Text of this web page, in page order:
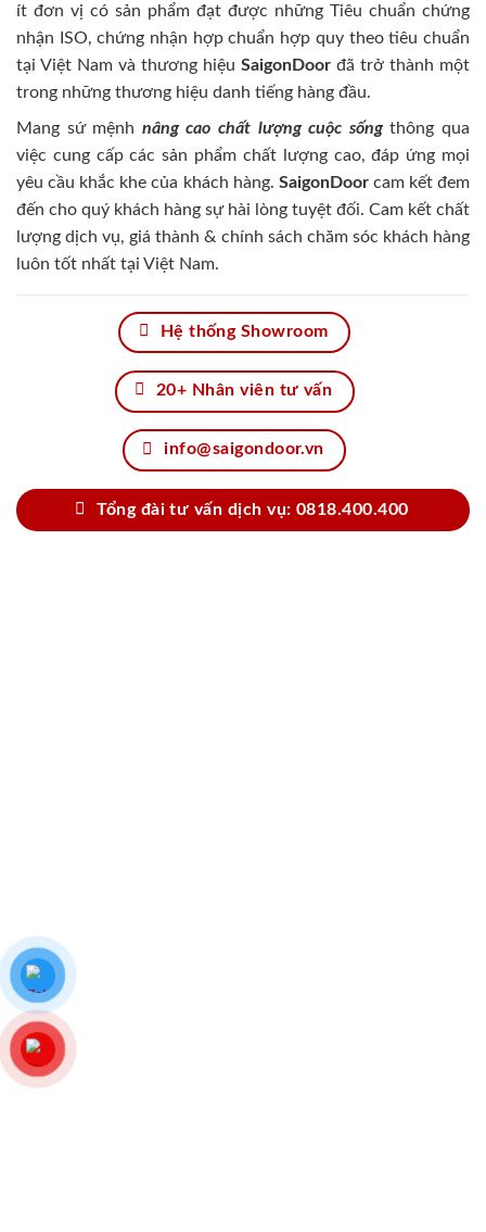
ít đơn vị có sản phẩm đạt được những Tiêu chuẩn chứng
nhận ISO, chứng nhận hợp chuẩn hợp quy theo tiêu chuẩn
tại Việt Nam và thương hiệu SaigonDoor đã trở thành một
trong những thương hiệu danh tiếng hàng đầu.
Mang sứ mệnh nâng cao chất lượng cuộc sốngthông qua
việc cung cấp các sản phẩm chất lượng cao, đáp ứng mọi
yêu cầu khắc khe của khách hàng. SaigonDoorcam kết đem
đến cho quý khách hàng sự hài lòng tuyệt đối. Cam kết chất
lượng dịch vụ, giá thành & chính sách chăm sóc khách hàng
luôn tốt nhất tại Việt Nam.
Hệ thống Showroom
20+ Nhân viên tư vấn
info@saigondoor.vn
Tổng đài tư vấn dịch vụ: 0818.400.400